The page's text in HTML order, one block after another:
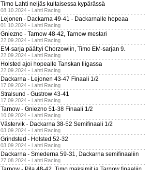
Timo Lahti neljäs kultaisessa kypärässä
08.10.2024 - Lahti Racing
Lejonen - Dackarna 49-41 - Dackarnalle hopeaa
01.10.2024 - Lahti Racing
Gniezno - Tarnow 48-42, Tarnow mestari
22.09.2024 - Lahti Racing
EM-sarja päättyi Chorzowiin, Timo EM-sarjan 9.
22.09.2024 - Lahti Racing
Holsted ajoi hopealle Tanskan liigassa
22.09.2024 - Lahti Racing
Dackarna - Lejonen 43-47 Finaali 1/2
17.09.2024 - Lahti Racing
Stralsund - Gustrow 43-41
17.09.2024 - Lahti Racing
Tarnow - Gniezno 51-38 Finaali 1/2
10.09.2024 - Lahti Racing
Västervik - Dackarna 38-52 Semifinaali 1/2
03.09.2024 - Lahti Racing
Grindsted - Holsted 52-32
03.09.2024 - Lahti Racing
Dackarna - Smederna 59-31, Dackarna semifinaaliin
27.08.2024 - Lahti Racing